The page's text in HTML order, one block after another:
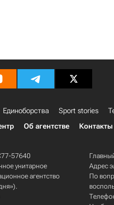
Единоборства Sport stories
Об агентстве Контакты
57640
унитарное
агентство
Адрес
По